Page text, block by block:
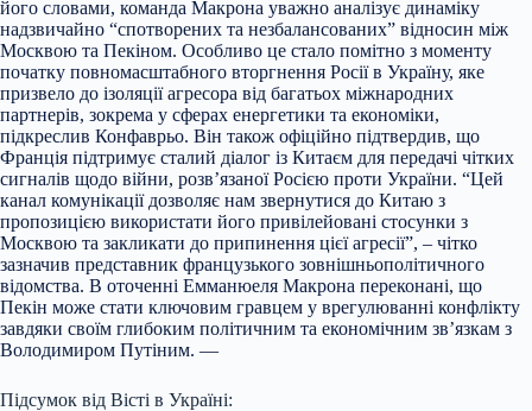
його словами, команда Макрона уважно аналізує динаміку
надзвичайно “спотворених та незбалансованих” відносин між
Москвою та Пекіном. Особливо це стало помітно з моменту
початку повномасштабного вторгнення Росії в Україну, яке
призвело до ізоляції агресора від багатьох міжнародних
партнерів, зокрема у сферах енергетики та економіки,
підкреслив Конфаврьо. Він також офіційно підтвердив, що
Франція підтримує сталий діалог із Китаєм для передачі чітких
сигналів щодо війни, розв’язаної Росією проти України. “Цей
канал комунікації дозволяє нам звернутися до Китаю з
пропозицією використати його привілейовані стосунки з
Москвою та закликати до припинення цієї агресії”, – чітко
зазначив представник французького зовнішньополітичного
відомства. В оточенні Емманюеля Макрона переконані, що
Пекін може стати ключовим гравцем у врегулюванні конфлікту
завдяки своїм глибоким політичним та економічним зв’язкам з
Володимиром Путіним. —
Підсумок від Вісті в Україні: